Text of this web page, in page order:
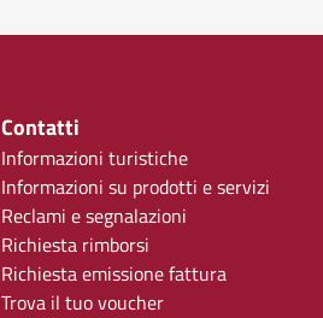
Contatti
Informazioni turistiche
Informazioni su prodotti e servizi
Reclami e segnalazioni
Richiesta rimborsi
Richiesta emissione fattura
Trova il tuo voucher